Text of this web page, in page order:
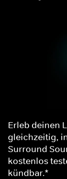
Erleb deinen
gleichzeitig,
Surround
kostenlos
kündbar.*